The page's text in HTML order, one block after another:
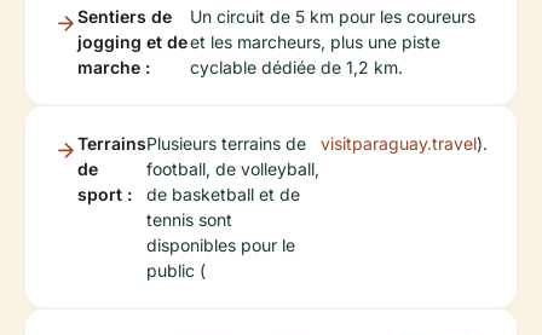
Sentiers de
jogging et de
marche :
Un circuit de 5 km pour les coureurs
et les marcheurs, plus une piste
cyclable dédiée de 1,2 km.
Terrains
de
sport :
Plusieurs terrains de
football, de volleyball,
de basketball et de
tennis sont
disponibles pour le
public (
visitparaguay.travel).